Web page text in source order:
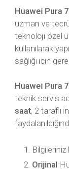
Huawei Pura
uzman ve
teknoloji özel
kullanılarak
sağlığı için
Huawei Pura
teknik servis
saat, 2 taraflı
Orijinal